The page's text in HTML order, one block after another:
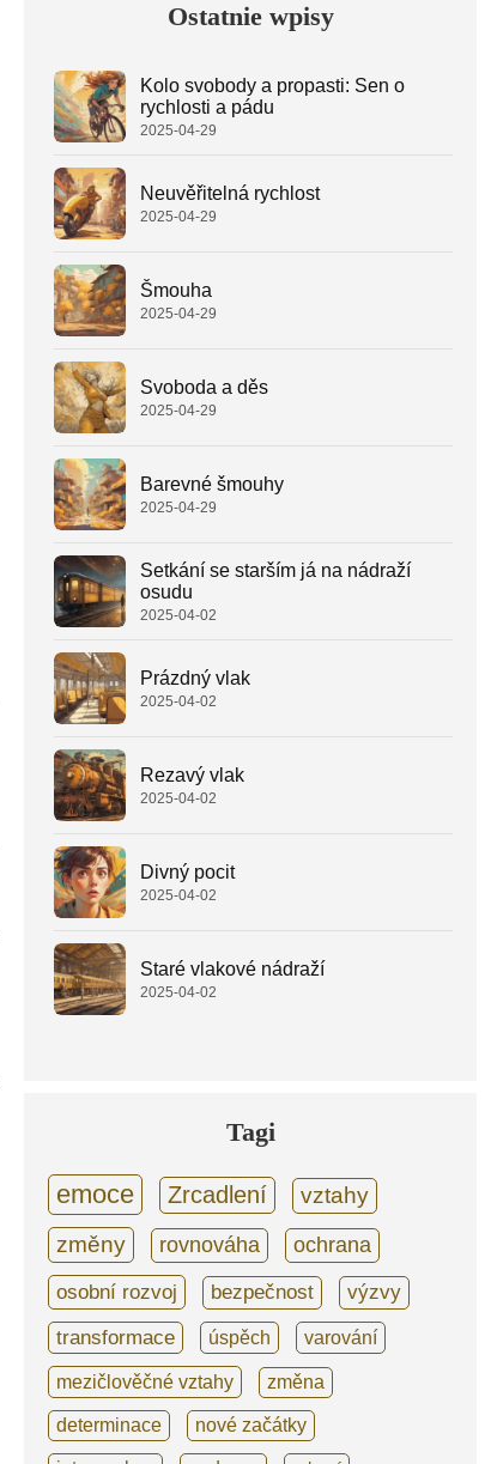
Ostatnie wpisy
Kolo svobody a propasti: Sen o
rychlosti a pádu
2025-04-29
Neuvěřitelná rychlost
2025-04-29
Šmouha
2025-04-29
Svoboda a děs
2025-04-29
Barevné šmouhy
2025-04-29
Setkání se starším já na nádraží
osudu
2025-04-02
Prázdný vlak
2025-04-02
Rezavý vlak
2025-04-02
Divný pocit
2025-04-02
Staré vlakové nádraží
2025-04-02
Tagi
emoce Zrcadlení
vztahy
změny
rovnováha
ochrana
osobní rozvoj
bezpečnost výzvy
transformace úspěch varování
mezičlověčné vztahy změna
determinace nové začátky